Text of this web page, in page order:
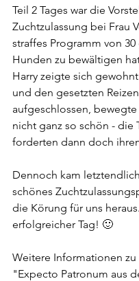
Teil 2 Tages war die
Zuchtzulassung bei Frau
straffes Programm von
Hunden zu bewältigen
Harry zeigte sich
und den gesetzten Reizen
aufgeschlossen,
nicht ganz so schön - die
forderten dann doch
Dennoch kam
schönes
die Körung für uns
erfolgreicher Tag! 🙂
Weitere Informationen zu
"Expecto Patronum aus